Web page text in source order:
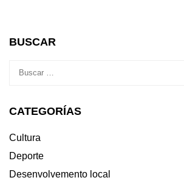
BUSCAR
CATEGORÍAS
Cultura
Deporte
Desenvolvemento local